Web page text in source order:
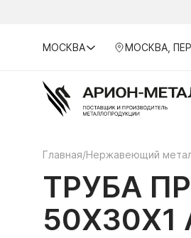
МОСКВА МОСКВА,
Главная/Нержавеющий
ТРУБА
50Х30Х1